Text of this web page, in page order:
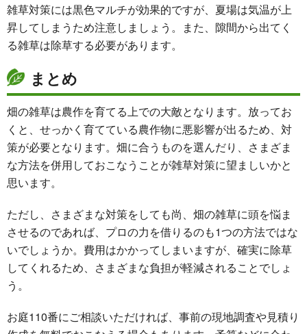
雑草対策には黒色マルチが効果的ですが、夏場は気温が上
昇してしまうため注意しましょう。また、隙間から出てく
る雑草は除草する必要があります。
まとめ
畑の雑草は農作を育てる上での大敵となります。放ってお
くと、せっかく育てている農作物に悪影響が出るため、対
策が必要となります。畑に合うものを選んだり、さまざま
な方法を併用しておこなうことが雑草対策に望ましいかと
思います。
ただし、さまざまな対策をしても尚、畑の雑草に頭を悩ま
させるのであれば、プロの力を借りるのも1つの方法ではな
いでしょうか。費用はかかってしまいますが、確実に除草
してくれるため、さまざまな負担が軽減されることでしょ
う。
お庭110番にご相談いただければ、事前の現地調査や見積り